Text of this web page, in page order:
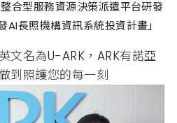
合型服務資源決策派遣平台研發
AI長照機構資訊系統投資計畫」
文名為U-ARK，ARK有諾亞
到照護您的每一刻